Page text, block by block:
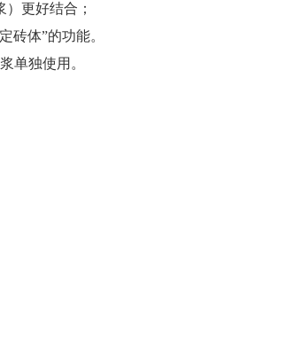
更好结合；
砖体”的功能。
单独使用。